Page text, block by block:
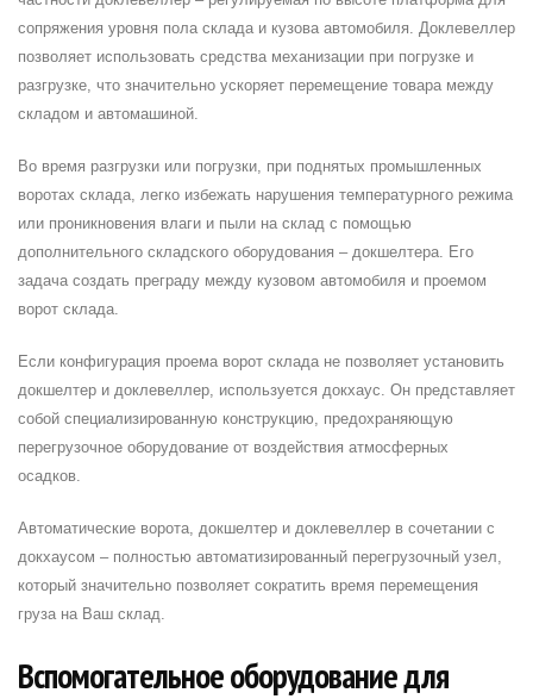
сопряжения уровня пола склада и кузова автомобиля. Доклевеллер
позволяет использовать средства механизации при погрузке и
разгрузке, что значительно ускоряет перемещение товара между
складом и автомашиной.
Во время разгрузки или погрузки, при поднятых промышленных
воротах склада, легко избежать нарушения температурного режима
или проникновения влаги и пыли на склад с помощью
дополнительного складского оборудования – докшелтера. Его
задача создать преграду между кузовом автомобиля и проемом
ворот склада.
Если конфигурация проема ворот склада не позволяет установить
докшелтер и доклевеллер, используется докхаус. Он представляет
собой специализированную конструкцию, предохраняющую
перегрузочное оборудование от воздействия атмосферных
осадков.
Автоматические ворота, докшелтер и доклевеллер в сочетании с
докхаусом – полностью автоматизированный перегрузочный узел,
который значительно позволяет сократить время перемещения
груза на Ваш склад.
Вспомогательное оборудование для